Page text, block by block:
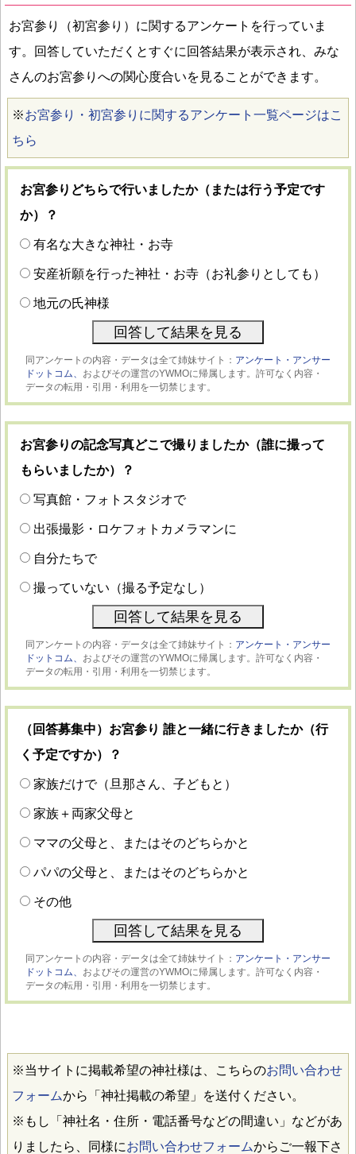
お宮参り（初宮参り）に関するアンケートを行っていま
す。回答していただくとすぐに回答結果が表示され、みな
さんのお宮参りへの関心度合いを見ることができます。
※お宮参り・初宮参りに関するアンケート一覧ページはこ
ちら
お宮参りどちらで行いましたか（または行う予定です
か）？
有名な大きな神社・お寺
安産祈願を行った神社・お寺（お礼参りとしても）
地元の氏神様
同アンケートの内容・データは全て姉妹サイト： アンケート・アンサー
ドットコム、 およびその運営のYWMOに帰属します。許可なく内容・
データの転用・引用・利用を一切禁じます。
お宮参りの記念写真どこで撮りましたか（誰に撮って
もらいましたか）？
写真館・フォトスタジオで
出張撮影・ロケフォトカメラマンに
自分たちで
撮っていない（撮る予定なし）
同アンケートの内容・データは全て姉妹サイト： アンケート・アンサー
ドットコム、 およびその運営のYWMOに帰属します。許可なく内容・
データの転用・引用・利用を一切禁じます。
（回答募集中）お宮参り 誰と一緒に行きましたか（行
く予定ですか）？
家族だけで（旦那さん、子どもと）
家族＋両家父母と
ママの父母と、またはそのどちらかと
パパの父母と、またはそのどちらかと
その他
同アンケートの内容・データは全て姉妹サイト： アンケート・アンサー
ドットコム、 およびその運営のYWMOに帰属します。許可なく内容・
データの転用・引用・利用を一切禁じます。
※当サイトに掲載希望の神社様は、こちらのお問い合わせ
フォームから「神社掲載の希望」を送付ください。
※もし「神社名・住所・電話番号などの間違い」などがあ
りましたら、同様にお問い合わせフォームからご一報下さ